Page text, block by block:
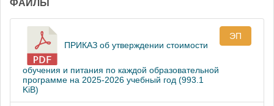
ФАЙЛЫ
ПРИКАЗ об утверждении стоимости
обучения и питания по каждой образовательной
программе на 2025-2026 учебный год (993.1
KiB)
ЭП